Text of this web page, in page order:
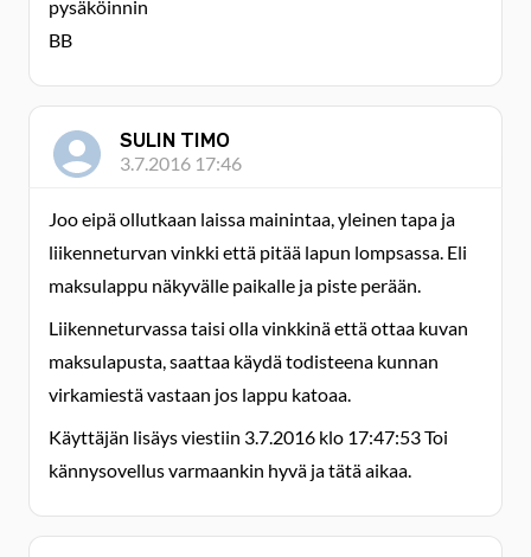
pysäköinnin
BB
SULIN TIMO
3.7.2016 17:46
Joo eipä ollutkaan laissa mainintaa, yleinen tapa ja
liikenneturvan vinkki että pitää lapun lompsassa. Eli
maksulappu näkyvälle paikalle ja piste perään.
Liikenneturvassa taisi olla vinkkinä että ottaa kuvan
maksulapusta, saattaa käydä todisteena kunnan
virkamiestä vastaan jos lappu katoaa.
Käyttäjän lisäys viestiin 3.7.2016 klo 17:47:53 Toi
kännysovellus varmaankin hyvä ja tätä aikaa.